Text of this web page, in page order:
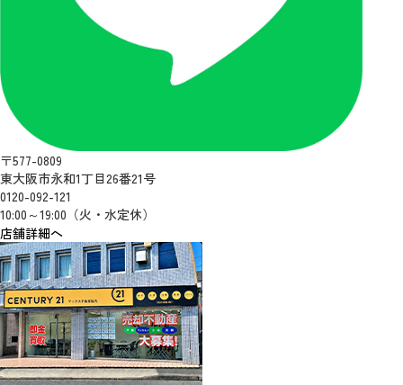
〒577-0809
東大阪市永和1丁目26番21号
0120-092-121
10:00～19:00（火・水定休）
店舗詳細へ